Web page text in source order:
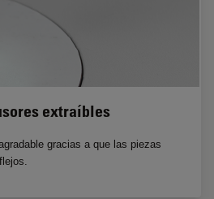
extraíbles
gracias a que las piezas